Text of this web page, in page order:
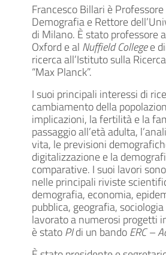
Francesco Billari è
Demografia e Rettore
di Milano. È stato professore
Oxford e al Nuffield Collegee
ricerca all’Istituto sulla
“Max Planck”.
I suoi principali interessi di
cambiamento della
implicazioni, la fertilità e la
passaggio all’età adulta,
vita, le previsioni
digitalizzazione e la
comparative. I suoi lavori
nelle principali riviste
demografia, economia,
pubblica, geografia,
lavorato a numerosi progetti
è statoPIdi un bandoERC –